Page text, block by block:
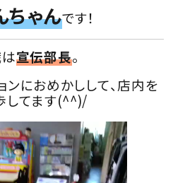
ちゃんです！
宣伝部長。
ンにおめかしして、店内を
してます(^^)/